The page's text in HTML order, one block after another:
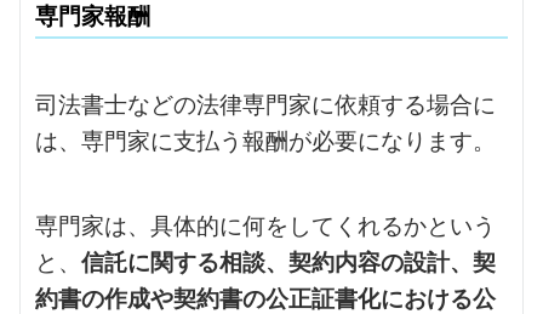
専門家報酬
司法書士などの法律専門家に依頼する場合に
は、専門家に支払う報酬が必要になります。
専門家は、具体的に何をしてくれるかという
と、 信託に関する相談、 契約内容の設計、 契
約書の作成や契約書の公正証書化における公